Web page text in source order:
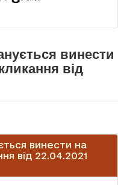
винести
від
винести на
від 22.04.2021